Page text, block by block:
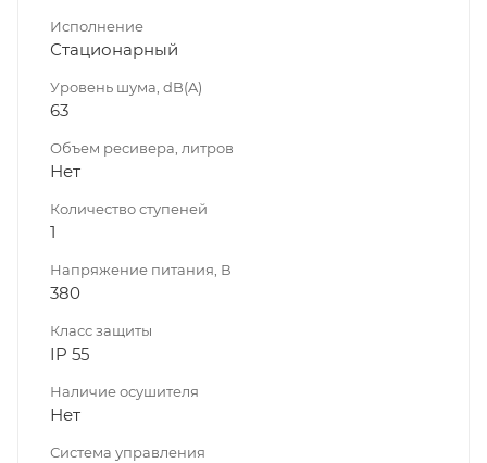
Исполнение
Стационарный
Уровень шума, dB(A)
63
Объем ресивера, литров
Нет
Количество ступеней
1
Напряжение питания, В
380
Класс защиты
IP 55
Наличие осушителя
Нет
Система управления